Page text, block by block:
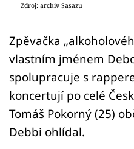
Sledujte nás
Zdroj: archiv Sasazu
Zpěvačka
vlastním jménem
spolupracuje s
koncertují po celé
Tomáš Pokorný (25)
Debbi ohlídal.